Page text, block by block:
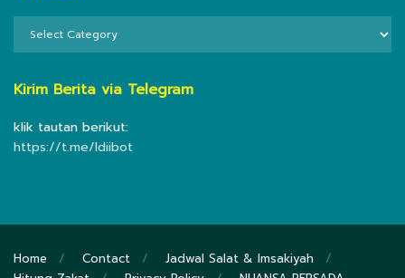
Kirim Berita via Telegram
klik tautan berikut:
https://t.me/ldiibot
Home Contact
Jadwal Salat & Imsakiyah